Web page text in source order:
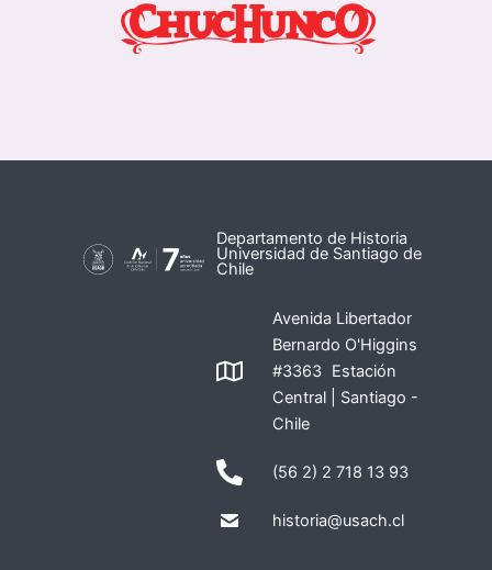
Departamento de Historia
Universidad de Santiago de
Chile
Avenida Libertador
Bernardo O'Higgins
#3363 Estación
Central | Santiago -
Chile
(56 2) 2 718 13 93
historia@usach.cl